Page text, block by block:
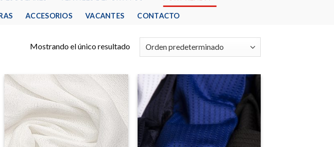
ACCESORIOS VACANTES CONTACTO
Mostrando el único resultado